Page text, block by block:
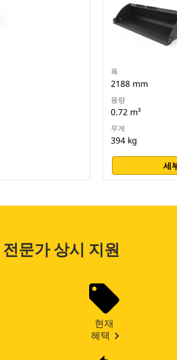
폭
2188 mm
용량
0.72 m³
무게
394 kg
세
전문가 상시 지원
현재
혜택